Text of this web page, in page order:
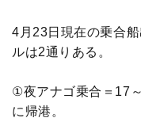
4月23日現在の乗合
ルは2通りある。
①夜アナゴ乗合＝17
に帰港。